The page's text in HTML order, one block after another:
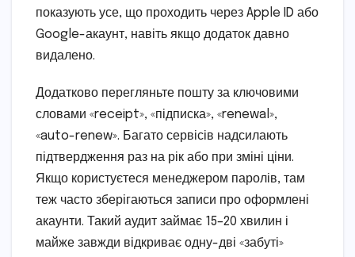
показують усе, що проходить через Apple ID або
Google-акаунт, навіть якщо додаток давно
видалено.
Додатково перегляньте пошту за ключовими
словами «receipt», «підписка», «renewal»,
«auto-renew». Багато сервісів надсилають
підтвердження раз на рік або при зміні ціни.
Якщо користуєтеся менеджером паролів, там
теж часто зберігаються записи про оформлені
акаунти. Такий аудит займає 15–20 хвилин і
майже завжди відкриває одну-дві «забуті»